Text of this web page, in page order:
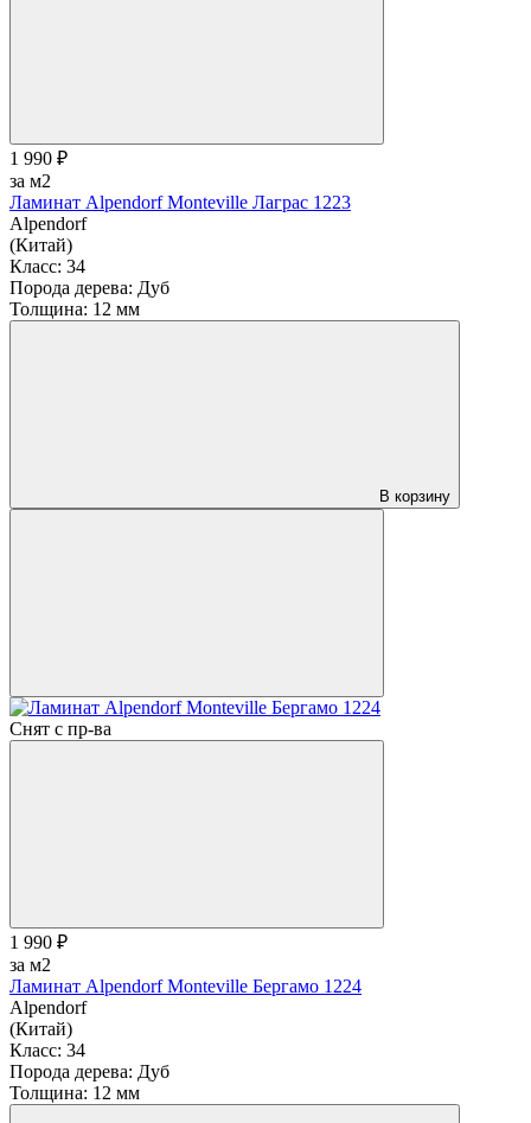
1 990 ₽
за м2
Ламинат Alpendorf Monteville Лаграс 1223
Alpendorf
(Китай)
Класс: 34
Порода дерева: Дуб
Толщина: 12 мм
В корзину
Снят с пр-ва
1 990 ₽
за м2
Ламинат Alpendorf Monteville Бергамо 1224
Alpendorf
(Китай)
Класс: 34
Порода дерева: Дуб
Толщина: 12 мм